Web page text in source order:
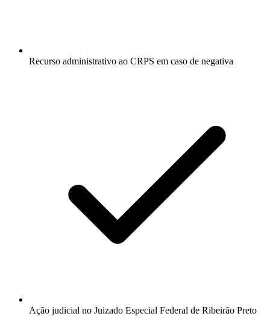
Recurso administrativo ao CRPS em caso de negativa
Ação judicial no Juizado Especial Federal de Ribeirão Preto